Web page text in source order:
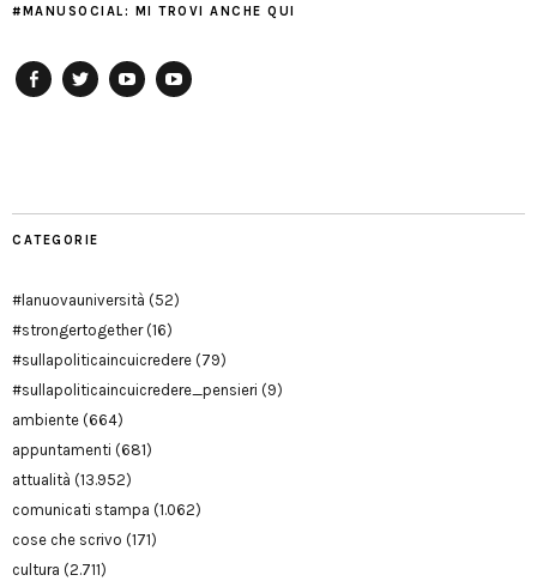
#MANUSOCIAL: MI TROVI ANCHE QUI
CATEGORIE
#lanuovauniversità (52)
#strongertogether(16)
#sullapoliticaincuicredere (79)
#sullapoliticaincuicredere_pensieri (9)
ambiente (664)
appuntamenti (681)
attualità (13.952)
comunicati stampa (1.062)
cose che scrivo (171)
cultura (2.711)